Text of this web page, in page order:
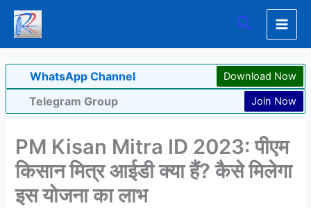
Skip
content
Search
WhatsApp Channel Download Now
Telegram Group Join Now
PM Kisan Mitra ID 2023: पीएम
किसान मित्र आईडी क्या हैं? कैसे मिलेगा
इस योजना का लाभ